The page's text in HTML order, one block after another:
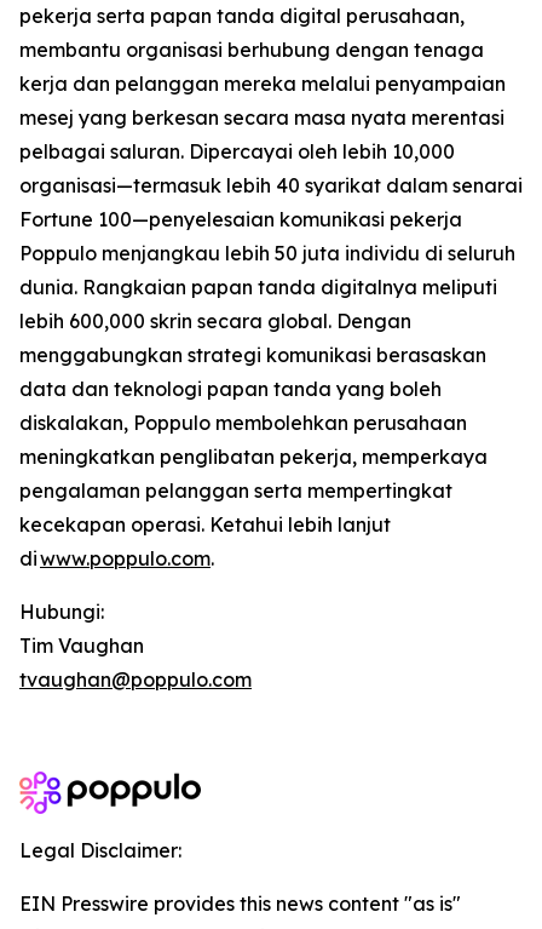
pekerja serta papan tanda digital perusahaan,
membantu organisasi berhubung dengan tenaga
kerja dan pelanggan mereka melalui penyampaian
mesej yang berkesan secara masa nyata merentasi
pelbagai saluran. Dipercayai oleh lebih 10,000
organisasi—termasuk lebih 40 syarikat dalam senarai
Fortune 100—penyelesaian komunikasi pekerja
Poppulo menjangkau lebih 50 juta individu di seluruh
dunia. Rangkaian papan tanda digitalnya meliputi
lebih 600,000 skrin secara global. Dengan
menggabungkan strategi komunikasi berasaskan
data dan teknologi papan tanda yang boleh
diskalakan, Poppulo membolehkan perusahaan
meningkatkan penglibatan pekerja, memperkaya
pengalaman pelanggan serta mempertingkat
kecekapan operasi. Ketahui lebih lanjut
diwww.poppulo.com.
Hubungi:
Tim Vaughan
tvaughan@poppulo.com
Legal Disclaimer:
EIN Presswire provides this news content "as is"